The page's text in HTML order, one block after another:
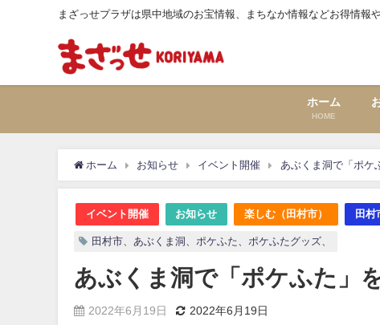
まざっせプラザは県中地域のお宝情報、まちなか情報などお得情報
ホーム
HOME
ホーム お知らせ イベント開催 あぶくま洞で「ポケ
イベント開催 お知らせ 楽しむ（田村市） 田村
田村市、あぶくま洞、ポケふた、ポケふたグッズ、
あぶくま洞で「ポケふた」
2022年6月19日 2022年6月19日